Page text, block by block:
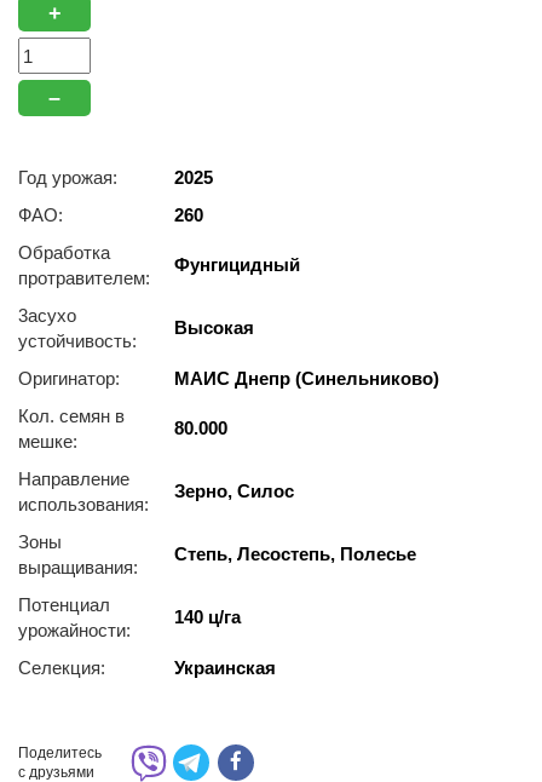
+
–
Год урожая:
2025
ФАО:
260
Обработка
протравителем:
Фунгицидный
3acуxo
уcтoйчивocть:
Высокая
Оригинатор:
МАИС Днепр (Синельниково)
Кол. семян в
мешке:
80.000
Направление
использования:
Зерно, Силос
Зоны
выращивания:
Степь, Лесостепь, Полесье
Потенциал
урожайности:
140 ц/га
Селекция: Украинская
Поделитесь
с друзьями